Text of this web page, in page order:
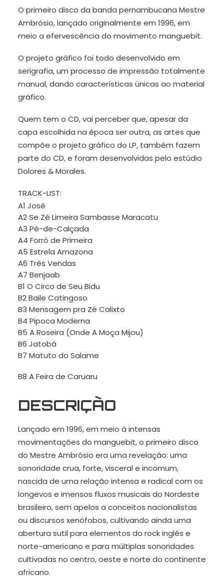
O primeiro disco da banda pernambucana Mestre
Ambrósio, lançado originalmente em 1996, em
meio a efervescência do movimento manguebit.
O projeto gráfico foi todo desenvolvido em
serigrafia, um processo de impressão totalmente
manual, dando características únicas ao material
gráfico.
Quem tem o CD, vai perceber que, apesar da
capa escolhida na época ser outra, as artes que
compõe o projeto gráfico do LP, também fazem
parte do CD, e foram desenvolvidas pelo estúdio
Dolores & Morales.
TRACK-LIST:
A1 José
A2 Se Zé Limeira Sambasse Maracatu
A3 Pé-de-Calçada
A4 Forró de Primeira
A5 Estrela Amazona
A6 Três Vendas
A7 Benjaab
B1 O Circo de Seu Bidu
B2 Baile Catingoso
B3 Mensagem pra Zé Calixto
B4 Pipoca Moderna
B5 A Roseira (Onde A Moça Mijou)
B6 Jatobá
B7 Matuto do Salame
B8 A Feira de Caruaru
DESCRIÇÃO
Lançado em 1996, em meio à intensas
movimentações do manguebit, o primeiro disco
do Mestre Ambrósio era uma revelação: uma
sonoridade crua, forte, visceral e incomum,
nascida de uma relação intensa e radical com os
longevos e imensos fluxos musicais do Nordeste
brasileiro, sem apelos a conceitos nacionalistas
ou discursos xenófobos, cultivando ainda uma
abertura sutil para elementos do rock inglês e
norte-americano e para múltiplas sonoridades
cultivadas no centro, oeste e norte do continente
africano.